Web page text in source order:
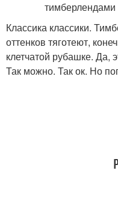
Классика классики.
оттенков тяготеют,
клетчатой рубашке. Да,
Так можно. Так ок. Но